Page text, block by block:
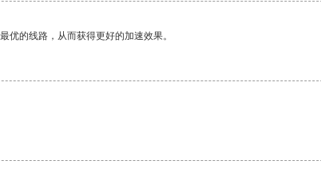
的线路，从而获得更好的加速效果。